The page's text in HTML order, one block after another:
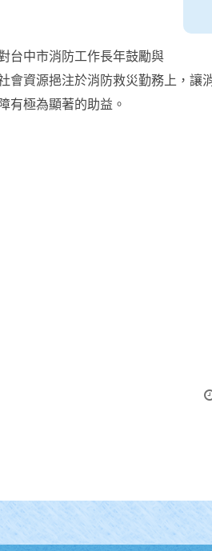
台中市消防工作長年鼓勵與
資源挹注於消防救災勤務上，讓
有極為顯著的助益。